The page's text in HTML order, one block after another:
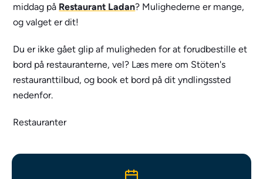
middag på Restaurant Ladan? Mulighederne er mange,
og valget er dit!
Du er ikke gået glip af muligheden for at forudbestille et
bord på restauranterne, vel? Læs mere om Stöten's
restauranttilbud, og book et bord på dit yndlingssted
nedenfor.
Restauranter